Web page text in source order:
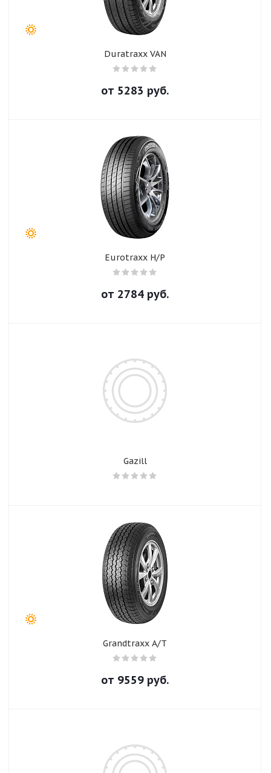
Duratraxx VAN
от 5283 руб.
Eurotraxx H/P
от 2784 руб.
Gazill
Grandtraxx A/T
от 9559 руб.